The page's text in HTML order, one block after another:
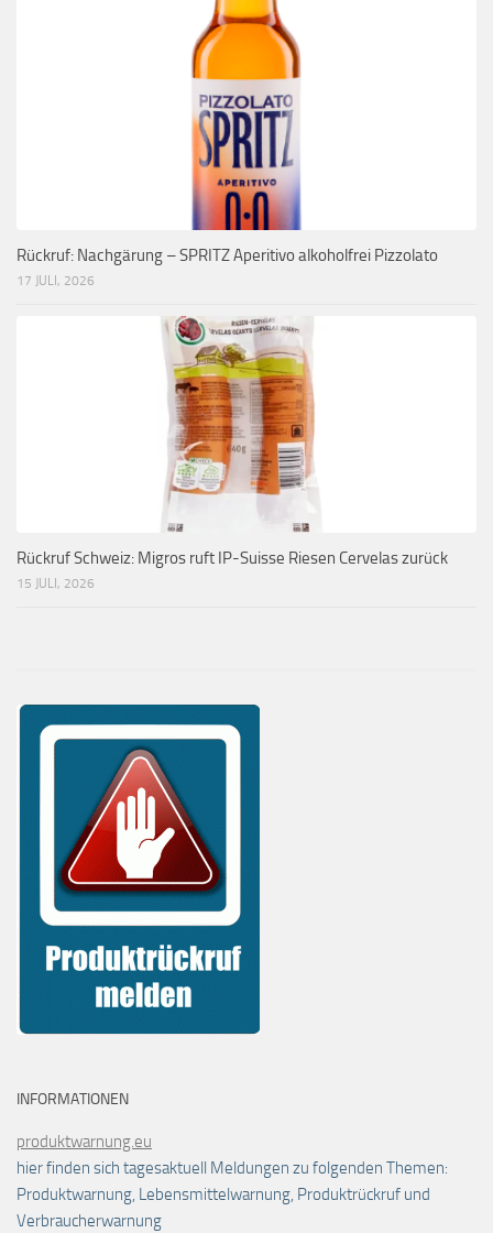
Rückruf: Nachgärung – SPRITZ Aperitivo alkoholfrei Pizzolato
17 JULI, 2026
Rückruf Schweiz: Migros ruft IP-Suisse Riesen Cervelas zurück
15 JULI, 2026
INFORMATIONEN
produktwarnung.eu
hier finden sich tagesaktuell Meldungen zu folgenden Themen:
Produktwarnung, Lebensmittelwarnung, Produktrückruf und
Verbraucherwarnung